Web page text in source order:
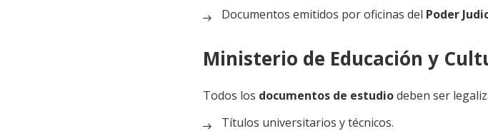
Documentos emitidos por oficinas del Poder
Ministerio de Educación y
Todos los documentos de estudiodeben ser
Títulos universitarios y técnicos.